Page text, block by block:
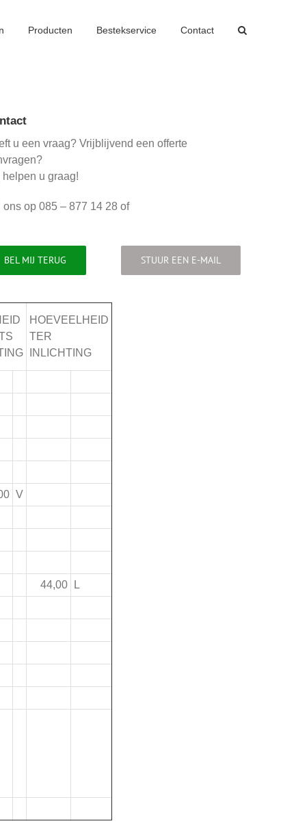
Producten Bestekservice Contact
u een vraag? Vrijblijvend een offerte
helpen u graag!
ons op 085 – 877 14 28 of
BEL MIJ TERUG STUUR EEN E-MAIL
HOEVEELHEID
TER
INLICHTING
V
44,00
L